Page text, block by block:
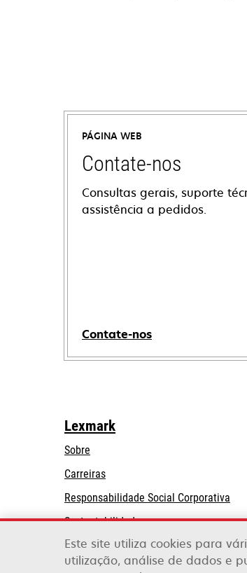
PÁGINA WEB
Contate-nos
Consultas gerais, suporte
assistência a pedidos.
Contate-nos
Lexmark
Sobre
Carreiras
Responsabilidade Social Corporativa
new
tab
Sustentabilidade
Lexmark Partners
Este site utiliza cookies para
utilização, análise de dados e